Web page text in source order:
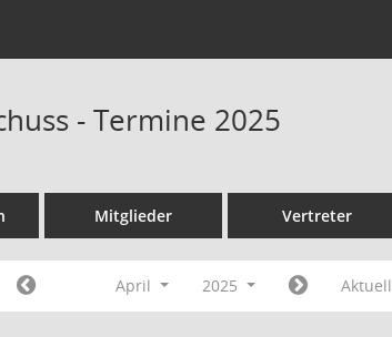
- Termine 2025
Mitglieder Vertreter
April 2025 Aktuell